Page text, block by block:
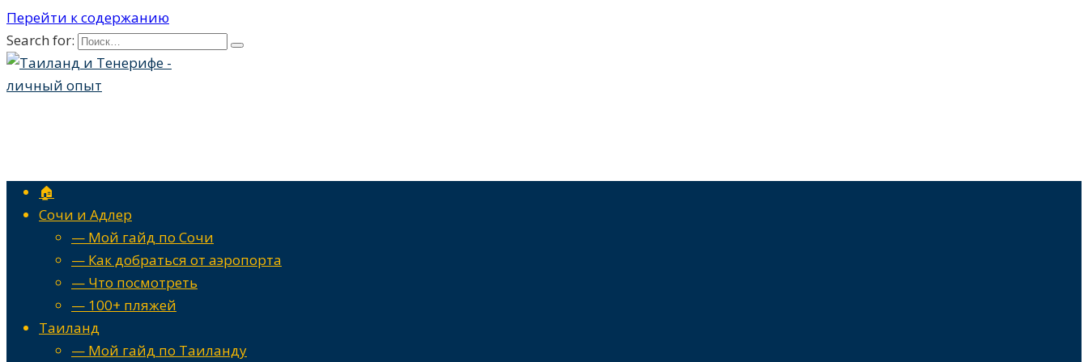
Перейти к содержанию
Search for:
🏠
Сочи и Адлер
— Мой гайд по Сочи
— Как добраться от аэропорта
— Что посмотреть
— 100+ пляжей
Таиланд
— Мой гайд по Таиланду